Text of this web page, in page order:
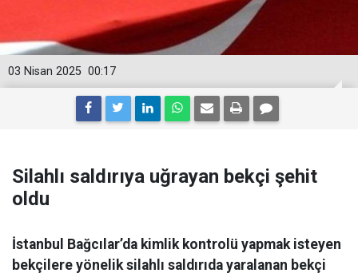
00:17
03 Nisan 2025
Silahlı saldırıya uğrayan bekçi şehit
oldu
İstanbul Bağcılar’da kimlik kontrolü yapmak isteyen
bekçilere yönelik silahlı saldırıda yaralanan bekçi